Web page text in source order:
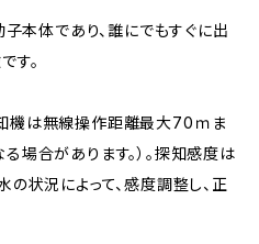
本体であり、誰にでもすぐに出
す。
機は無線操作距離最大70ｍま
場合があります。）。探知感度は
の状況によって、感度調整し、正